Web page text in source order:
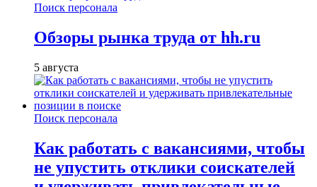
Поиск персонала
Обзоры рынка труда от hh.ru
5 августа
Поиск персонала
Как работать с вакансиями, чтобы
не упустить отклики соискателей